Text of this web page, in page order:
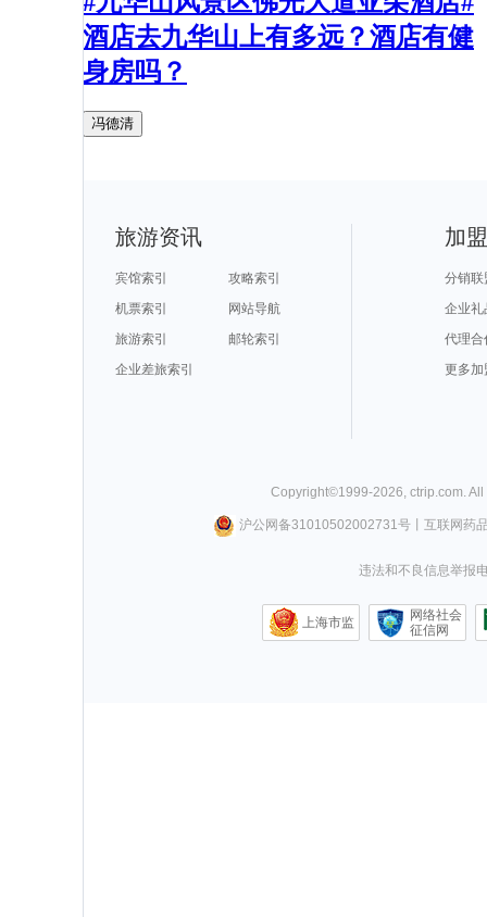
酒店去九华山上有多远？酒店有健
身房吗？
冯德清
旅游资讯
宾馆索引
攻略索引
机票索引
网站导航
旅游索引
邮轮索引
企业差旅索引
加
分销联
企业礼
代理合
更多加
Copyright©1999-2026, ctrip.com.
沪公网备31010502002731号丨 互联网药
违法和不良信息举报
上海市监
网络社会
征信网